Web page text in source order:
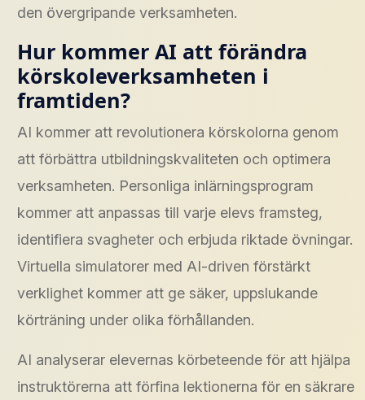
den övergripande verksamheten.
Hur kommer AI att förändra
körskoleverksamheten i
framtiden?
AI kommer att revolutionera körskolorna genom
att förbättra utbildningskvaliteten och optimera
verksamheten. Personliga inlärningsprogram
kommer att anpassas till varje elevs framsteg,
identifiera svagheter och erbjuda riktade övningar.
Virtuella simulatorer med AI-driven förstärkt
verklighet kommer att ge säker, uppslukande
körträning under olika förhållanden.
AI analyserar elevernas körbeteende för att hjälpa
instruktörerna att förfina lektionerna för en säkrare